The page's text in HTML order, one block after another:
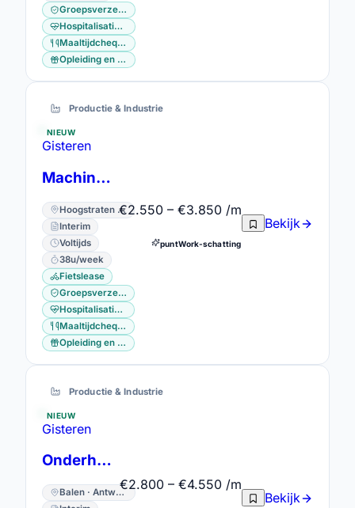
Groepsverzekering
Hospitalisatieverzekering
Maaltijdcheques
Opleiding en vorming
Productie & Industrie
NIEUW
Gisteren
Machine operator
Hoogstraten · Antwerpen
Interim
Voltijds
38u/week
Fietslease
Groepsverzekering
Hospitalisatieverzekering
Maaltijdcheques
Opleiding en vorming
€2.550 – €3.850 /m
puntWork-schatting
Bekijk
Productie & Industrie
NIEUW
Gisteren
Onderhoudsmechanicus
Balen · Antwerpen€2.800 – €4.550 /m
Bekijk